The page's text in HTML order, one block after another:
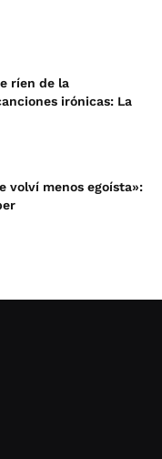
ríen de la
irónicas: La
volví menos egoísta»: